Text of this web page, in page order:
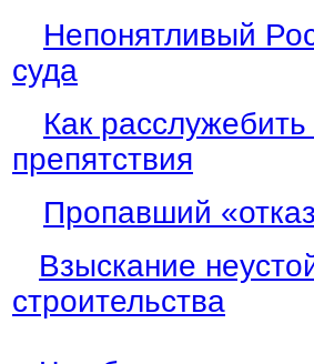
Непонятливый
суда
Как
препятствия
Пропавший
Взыскание
строительства